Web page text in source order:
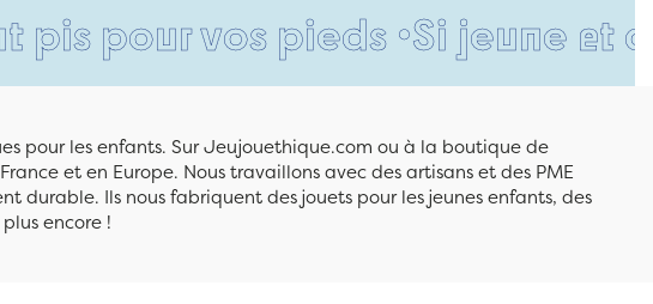
vos pieds •Si jeune et déjà si
pour les enfants. Sur Jeujouethique.com ou à la boutique de
et en Europe. Nous travaillons avec des artisans et des PME
durable. Ils nous fabriquent des jouets pour les jeunes enfants, des
encore !